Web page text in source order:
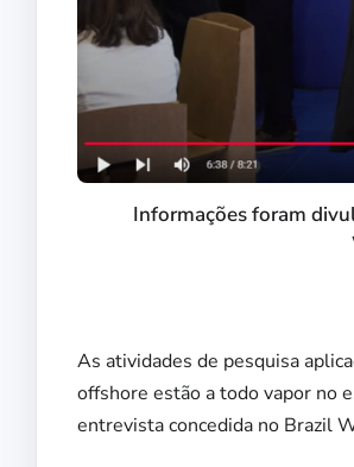
Informações foram
As atividades de pesquisa
offshore estão a todo vapor no
entrevista concedida no Brazil